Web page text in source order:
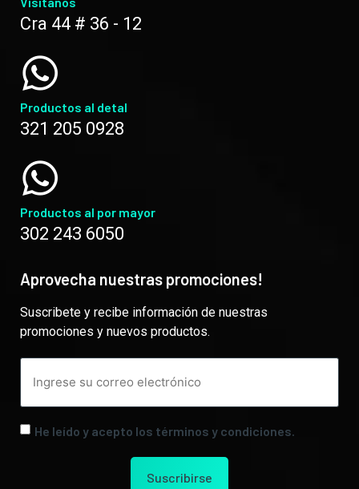
Cra 44 # 36 - 12
Productos al detal
321 205 0928
Productos al por mayor
302 243 6050
Aprovecha nuestras promociones!
Suscribete y recibe información de nuestras
promociones y nuevos productos.
He leído y acepto los términos y condiciones.